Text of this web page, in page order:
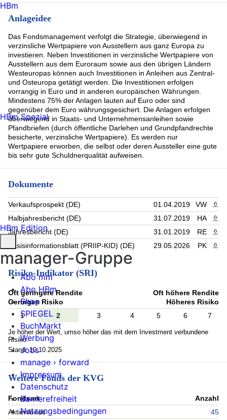
Anlageidee
Das Fondsmanagement verfolgt die Strategie, überwiegend in
verzinsliche Wertpapiere von Ausstellern aus ganz Europa zu
investieren. Neben Investitionen in verzinsliche Wertpapiere von
Ausstellern aus dem Euroraum sowie aus den übrigen Ländern
Westeuropas können auch Investitionen in Anleihen aus Zentral-
und Osteuropa getätigt werden. Die Investitionen erfolgen
vorrangig in Euro und in anderen europäischen Währungen.
Mindestens 75% der Anlagen lauten auf Euro oder sind
gegenüber dem Euro währungsgesichert. Die Anlagen erfolgen
überwiegend in Staats- und Unternehmensanleihen sowie
Pfandbriefen (durch öffentliche Darlehen und Grundpfandrechte
besicherte, verzinsliche Wertpapiere). Es werden nur
Wertpapiere erworben, die selbst oder deren Aussteller eine gute
bis sehr gute Schuldnerqualität aufweisen.
Dokumente
Verkaufsprospekt (DE) 01.04.2019 VW
Halbjahresbericht (DE)
31.07.2019 HA
Jahresbericht (DE)
31.01.2019 RE
Basisinformationsblatt (PRIIP-KID) (DE)
29.05.2026 PK
Risiko-Indikator (SRI)
Oft geringere Rendite
Geringes Risiko
Oft höhere Rendite
Höheres Risiko
1
2 3 4 5 6 7
Je höher der Wert, umso höher das mit dem Investment verbundene
Risiko.
Stand: 10.10.2025
Weitere Fonds der KVG
Fondsart
Anzahl
Aktienfonds
45
HBm
HBm Spezial
HBm Edition
manager-Gruppe
Abo mm
Abo HBm
Shop
SPIEGEL
BuchMarkt
Werbung
Jobs
manage › forward
Impressum
Datenschutz
Barrierefreiheit
Nutzungsbedingungen